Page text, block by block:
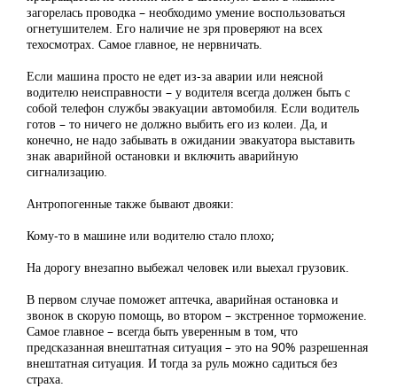
загорелась проводка – необходимо умение воспользоваться
огнетушителем. Его наличие не зря проверяют на всех
техосмотрах. Самое главное, не нервничать.
Если машина просто не едет из-за аварии или неясной
водителю неисправности – у водителя всегда должен быть с
собой телефон службы эвакуации автомобиля. Если водитель
готов – то ничего не должно выбить его из колеи. Да, и
конечно, не надо забывать в ожидании эвакуатора выставить
знак аварийной остановки и включить аварийную
сигнализацию.
Антропогенные также бывают двояки:
Кому-то в машине или водителю стало плохо;
На дорогу внезапно выбежал человек или выехал грузовик.
В первом случае поможет аптечка, аварийная остановка и
звонок в скорую помощь, во втором – экстренное торможение.
Самое главное – всегда быть уверенным в том, что
предсказанная внештатная ситуация – это на 90% разрешенная
внештатная ситуация. И тогда за руль можно садиться без
страха.